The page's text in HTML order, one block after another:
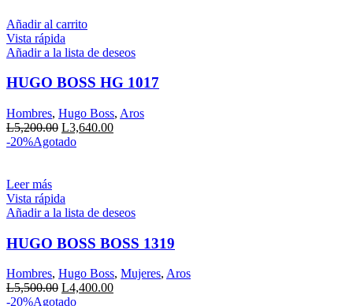
producto
L5,400.00.
Añadir al carrito
Vista rápida
Añadir a la lista de deseos
HUGO BOSS HG 1017
Hombres, Hugo Boss, Aros
L5,200.00 El
precio
L3,640.00El
-20%Agotado
Leer más
Vista rápida
Añadir a la lista de deseos
HUGO BOSS BOSS 1319
Hombres, Hugo Boss, Mujeres, Aros
L5,500.00 El
precio
L4,400.00El
-20%Agotado